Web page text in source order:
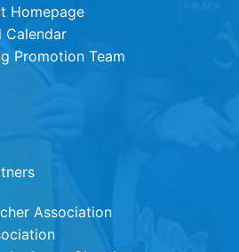
Homepage
Calendar
Promotion Team
Association